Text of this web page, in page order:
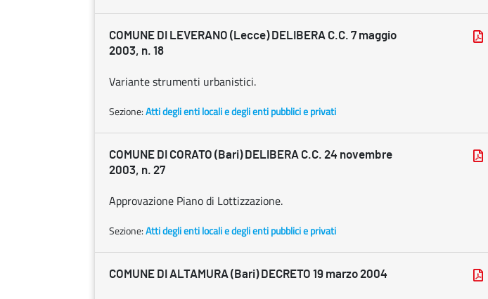
COMUNE DI LEVERANO (Lecce) DELIBERA C.C. 7 maggio
2003, n. 18
Variante strumenti urbanistici.
Sezione:Atti degli enti locali e degli enti pubblici e privati
COMUNE DI CORATO (Bari) DELIBERA C.C. 24 novembre
2003, n. 27
Approvazione Piano di Lottizzazione.
Sezione:Atti degli enti locali e degli enti pubblici e privati
COMUNE DI ALTAMURA (Bari) DECRETO 19 marzo 2004